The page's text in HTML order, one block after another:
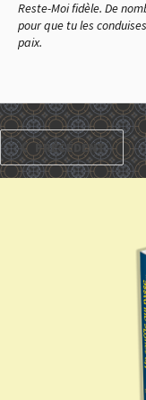
Reste-Moi fidèle. De
pour que tu les
paix.
PRÉCÉDENT